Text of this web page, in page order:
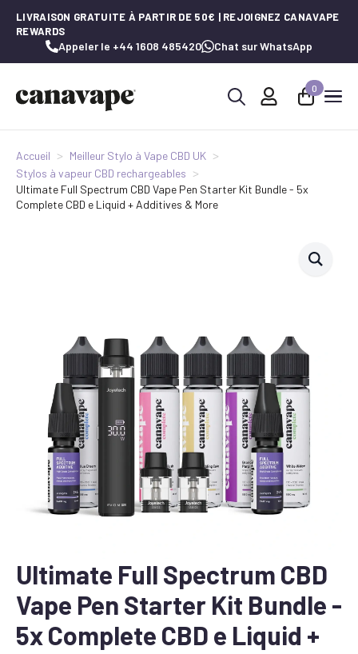
LIVRAISON GRATUITE À PARTIR DE 50€ | REJOIGNEZ CANAVAPE
REWARDS
Appeler le +44 1608 485420 Chat sur WhatsApp
0
Accueil
Meilleur Stylo à Vape CBD UK
Stylos à vapeur CBD rechargeables
Ultimate Full Spectrum CBD Vape Pen Starter Kit Bundle - 5x
Complete CBD e Liquid + Additives & More
Ultimate Full Spectrum CBD
Vape Pen Starter Kit Bundle -
5x Complete CBD e Liquid +